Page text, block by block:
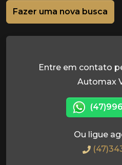
Fazer uma nova busca
Entre em contato
Automax
Ou ligue